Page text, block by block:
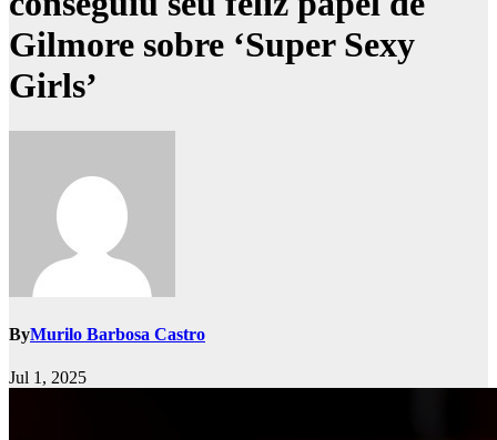
Gilmore sobre ‘Super Sexy
Girls’
ByMurilo Barbosa Castro
Jul 1, 2025